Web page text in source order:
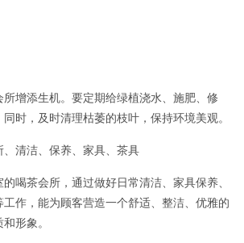
增添生机。要定期给绿植浇水、施肥、修
时，及时清理枯萎的枝叶，保持环境美观。
清洁、保养、家具、茶具
喝茶会所，通过做好日常清洁、家具保养、
作，能为顾客营造一个舒适、整洁、优雅的
形象。